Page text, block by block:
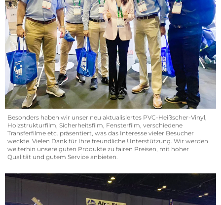
Besonders haben wir unser neu aktualisiertes PVC-Heißscher-Vinyl,
Holzstrukturfilm, Sicherheitsfilm, Fensterfilm, verschiedene
Transferfilme etc. präsentiert, was das Interesse vieler Besucher
weckte. Vielen Dank für Ihre freundliche Unterstützung. Wir werden
weiterhin unsere guten Produkte zu fairen Preisen, mit hoher
Qualität und gutem Service anbieten.